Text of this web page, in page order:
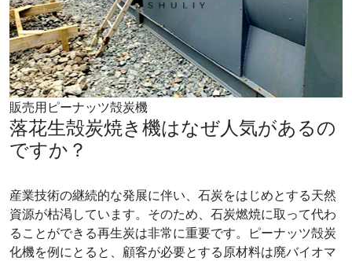
販売用ピーナッツ殻炭機
落花生殻炭焼き機はなぜ人気があるの
ですか？
産業技術の継続的な発展に伴い、石炭をはじめとする天然
資源が枯渇しています。そのため、石炭燃焼に取って代わ
ることができる再生炭は非常に重要です。ピーナッツ殻炭
化機を例にとると、顧客が必要とする原材料は廃バイオマ